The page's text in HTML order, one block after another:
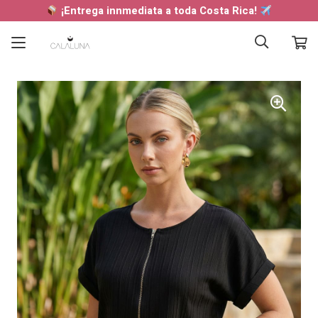
¡Entrega innmediata a toda Costa Rica!